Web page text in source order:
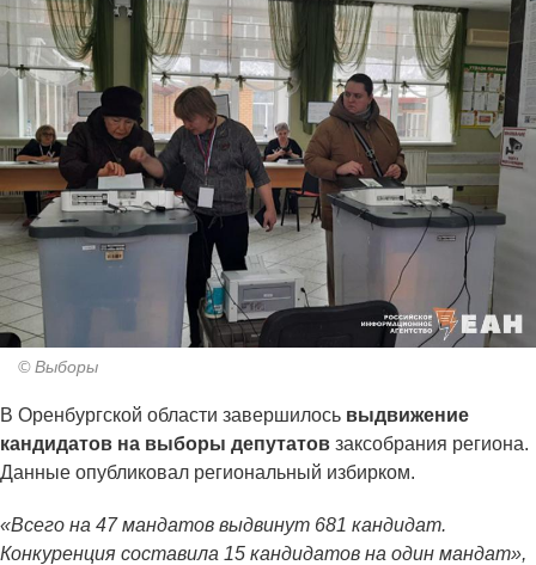
© Выборы
В Оренбургской области завершилось выдвижение
кандидатов на выборы депутатов заксобрания региона.
Данные опубликовал региональный избирком.
«Всего на 47 мандатов выдвинут 681 кандидат.
Конкуренция составила 15 кандидатов на один мандат»,